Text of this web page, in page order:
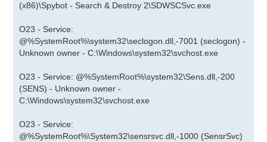
(x86)\Spybot - Search & Destroy 2\SDWSCSvc.exe
O23 - Service:
@%SystemRoot%\system32\seclogon.dll,-7001 (seclogon) -
Unknown owner - C:\Windows\system32\svchost.exe
O23 - Service: @%SystemRoot%\system32\Sens.dll,-200
(SENS) - Unknown owner -
C:\Windows\system32\svchost.exe
O23 - Service:
@%SystemRoot%\System32\sensrsvc.dll,-1000 (SensrSvc)